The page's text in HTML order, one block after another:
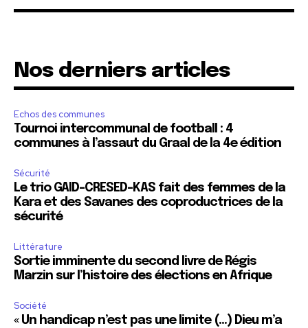
Nos derniers articles
Echos des communes
Tournoi intercommunal de football : 4
communes à l’assaut du Graal de la 4e édition
Sécurité
Le trio GAID-CRESED-KAS fait des femmes de la
Kara et des Savanes des coproductrices de la
sécurité
Littérature
Sortie imminente du second livre de Régis
Marzin sur l’histoire des élections en Afrique
Société
« Un handicap n’est pas une limite (…) Dieu m’a